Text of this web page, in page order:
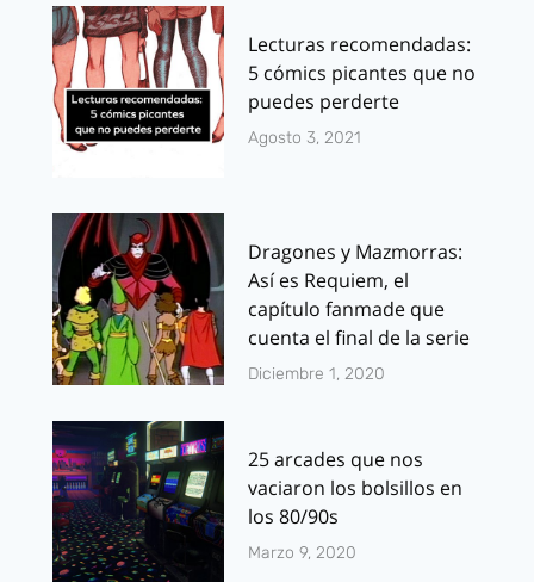
Lecturas recomendadas:
5 cómics picantes que no
puedes perderte
Agosto 3, 2021
Dragones y Mazmorras:
Así es Requiem, el
capítulo fanmade que
cuenta el final de la serie
Diciembre 1, 2020
25 arcades que nos
vaciaron los bolsillos en
los 80/90s
Marzo 9, 2020